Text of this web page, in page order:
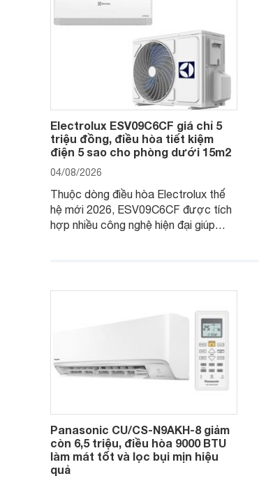
Electrolux ESV09C6CF giá chỉ 5
triệu đồng, điều hòa tiết kiệm
điện 5 sao cho phòng dưới 15m2
04/08/2026
Thuộc dòng điều hòa Electrolux thế
hệ mới 2026, ESV09C6CF được tích
hợp nhiều công nghệ hiện đại giúp
Panasonic CU/CS-N9AKH-8 giảm
còn 6,5 triệu, điều hòa 9000 BTU
làm mát tốt và lọc bụi mịn hiệu
quả